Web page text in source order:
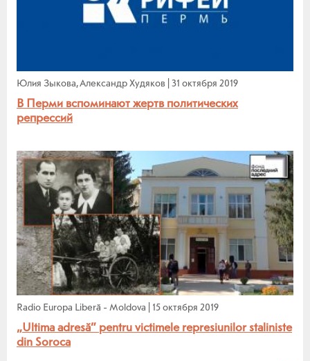
Юлия Зыкова, Александр Худяков 31 октября 2019
В Перми вспоминают жертв политических
репрессий
Radio Europa Liberă - Moldova 15 октября 2019
„Ultima adresă” pentru victimele represiunilor staliniste
din Soroca